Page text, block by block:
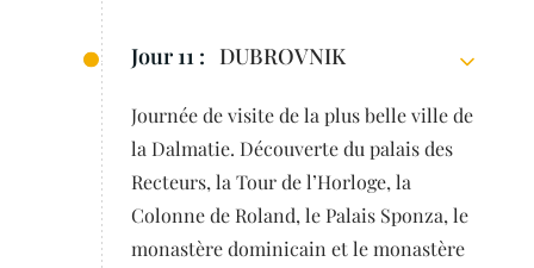
Jour 11 : DUBROVNIK
Journée de visite de la plus belle ville de
la Dalmatie. Découverte du palais des
Recteurs, la Tour de l’Horloge, la
Colonne de Roland, le Palais Sponza, le
monastère dominicain et le monastère